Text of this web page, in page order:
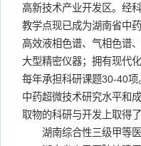
高新技术产业开发区。经
教学点现已成为湖南省中
高效液相色谱、气相色谱
大型精密仪器；拥有现代
每年承担科研课题30-40
中药超微技术研究水平和
取物的科研与开发上取得
湖南综合性三级甲等